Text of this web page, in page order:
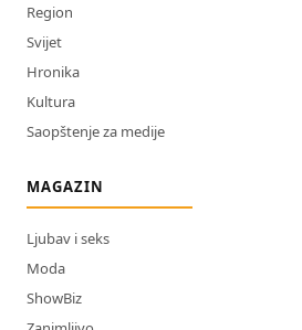
Region
Svijet
Hronika
Kultura
Saopštenje za medije
MAGAZIN
Ljubav i seks
Moda
ShowBiz